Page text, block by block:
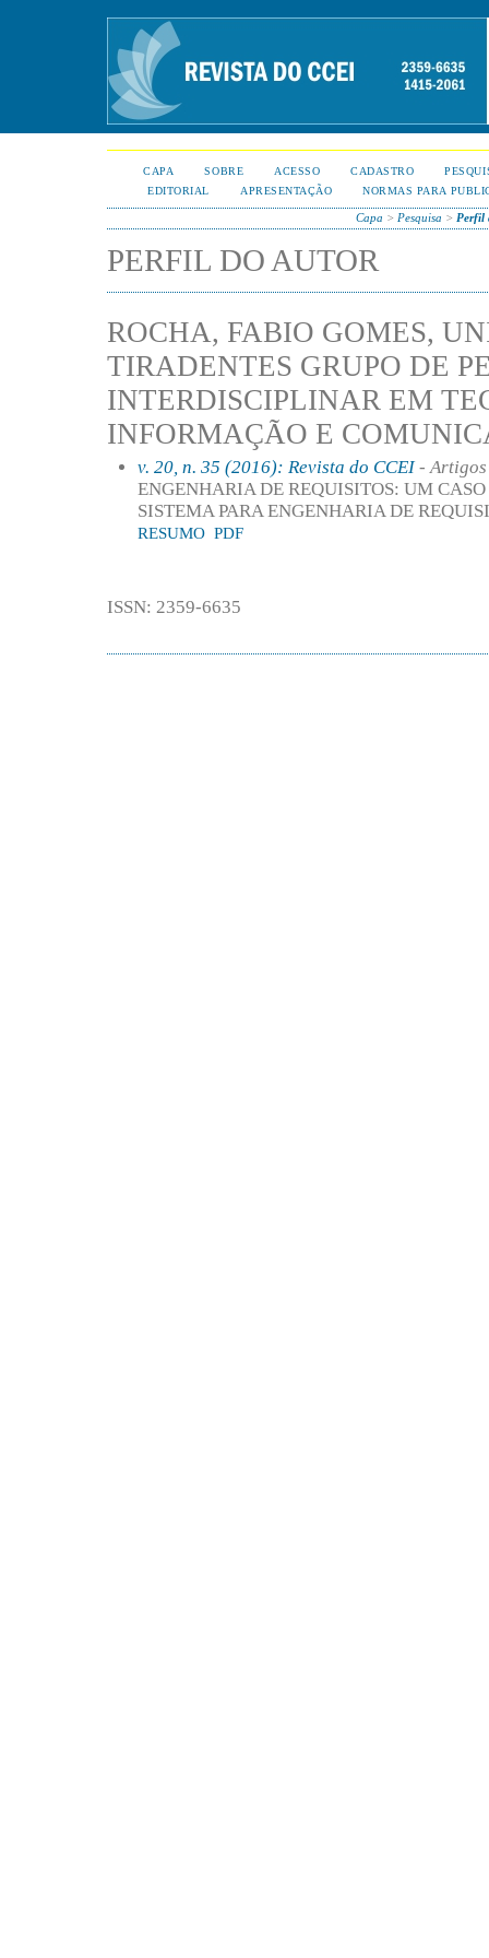
CAPA SOBRE ACESSO CADASTRO
EDITORIAL
APRESENTAÇÃO NORMAS PARA
Capa > Pesquisa > Perfil
PERFIL DO AUTOR
ROCHA, FABIO GOMES,
TIRADENTES GRUPO DE
INTERDISCIPLINAR EM
INFORMAÇÃO E
v. 20, n. 35 (2016): Revista do CCEI- Artigos
ENGENHARIA DE REQUISITOS: UM
SISTEMA PARA ENGENHARIA DE
RESUMO PDF
ISSN: 2359-6635